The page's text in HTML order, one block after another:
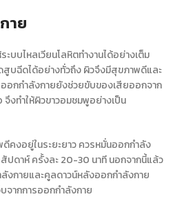
าย
บบไหลเวียนโลหิตทำงานได้อย่างเต็ม
บฉีดได้อย่างทั่วถึง ผิวจึงมีสุขภาพดีและ
อกกำลังกายยังช่วยขับของเสียออกจาก
จึงทำให้ผิวขาวอมชมพูอย่างเป็น
คงอยู่ในระยะยาว ควรหมั่นออกกำลัง
ดาห์ ครั้งละ 20-30 นาที นอกจากนี้แล้ว
งกายและคูลดาวน์หลังออกกำลังกาย
จากการออกกำลังกาย